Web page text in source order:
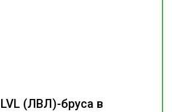
(ЛВЛ)-бруса в